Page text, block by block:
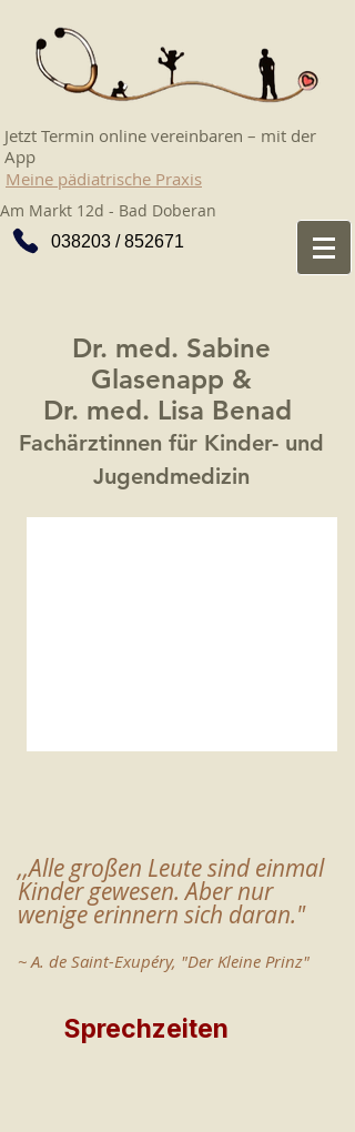
Jetzt Termin online vereinbaren – mit der
App
Meine pädiatrische Praxis
038203 / 852671
Am Markt 12d - Bad Doberan
Dr. med. Sabine
Glasenapp &
Dr. med. Lisa Benad
Fachärztinnen für Kinder- und
Jugendmedizin
,,Alle großen Leute sind einmal
Kinder gewesen. Aber nur
wenige erinnern sich daran."
~ A. de Saint-Exupéry, "Der Kleine Prinz"
Sprechzeiten